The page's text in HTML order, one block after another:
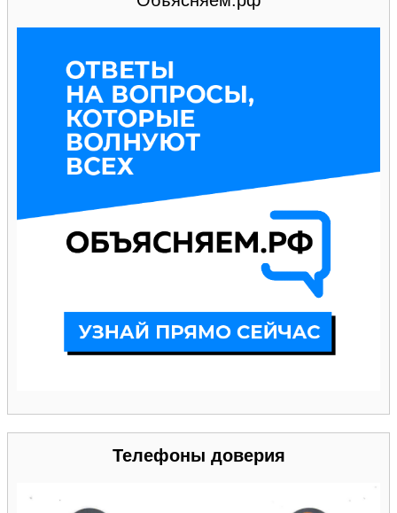
Телефоны доверия